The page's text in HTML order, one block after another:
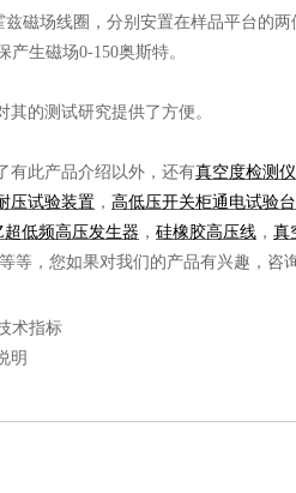
磁场线圈，分别安置在样品平台的
生磁场0-150奥斯特。
的测试研究提供了方便。
有此产品介绍以外，还有真空度检测仪
压试验装置 ， 高低压开关柜通电试验台
超低频高压发生器 ， 硅橡胶高压线 ， 真
等等，您如果对我们的产品有兴趣，咨
术指标
明